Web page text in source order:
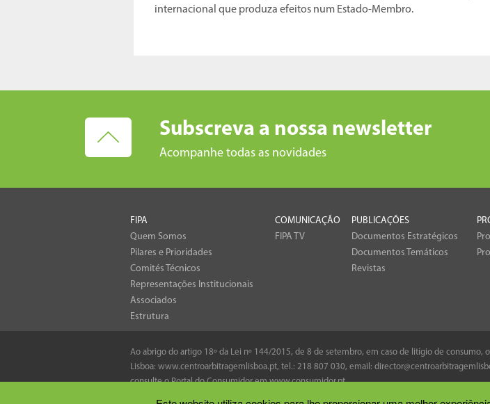
internacional que produza efeitos num Estado-Membro.
Subscreva a nossa newsletter
Acompanhe todas as novidades
FIPA
Quem Somos
Pilares e Prioridades
Comités Técnicos
Representações Institucionais
Associados
Estrutura
COMUNICAÇÃO
FIPA TV
PUBLICAÇÕES
Documentos Estratégicos
Documentos Temáticos
Revistas
Ao abrigo do artigo 18º da Lei nº 144/2015, de 8 de setembro, em caso de litígio de
Lisboa: www.centroarbitragemlisboa.pt, tel.: 218 807 030, email:
consulte o Portal do Consumidor emwww.consumidor.pt.